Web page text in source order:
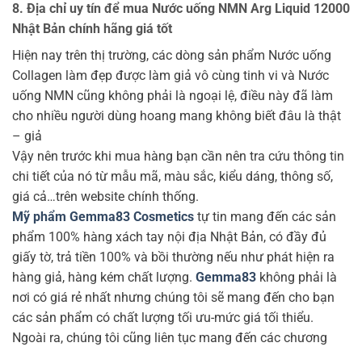
8. Địa chỉ uy tín để mua Nước uống NMN Arg Liquid 12000
Nhật Bản chính hãng giá tốt
Hiện nay trên thị trường, các dòng sản phẩm Nước uống
Collagen làm đẹp được làm giả vô cùng tinh vi và Nước
uống NMN cũng không phải là ngoại lệ, điều này đã làm
cho nhiều người dùng hoang mang không biết đâu là thật
– giả
Vậy nên trước khi mua hàng bạn cần nên tra cứu thông tin
chi tiết của nó từ mẫu mã, màu sắc, kiểu dáng, thông số,
giá cả…trên website chính thống.
Mỹ phẩm Gemma83 Cosmetics tự tin mang đến các sản
phẩm 100% hàng xách tay nội địa Nhật Bản, có đầy đủ
giấy tờ, trả tiền 100% và bồi thường nếu như phát hiện ra
hàng giả, hàng kém chất lượng. Gemma83 không phải là
nơi có giá rẻ nhất nhưng chúng tôi sẽ mang đến cho bạn
các sản phẩm có chất lượng tối ưu-mức giá tối thiểu.
Ngoài ra, chúng tôi cũng liên tục mang đến các chương